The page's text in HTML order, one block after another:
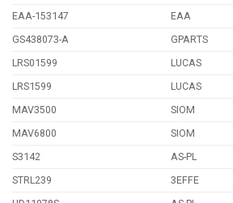
EAA-153147
EAA
GS438073-A
GPARTS
LRS01599
LUCAS
LRS1599
LUCAS
MAV3500
SIOM
MAV6800
SIOM
S3142
AS-PL
STRL239
3EFFE